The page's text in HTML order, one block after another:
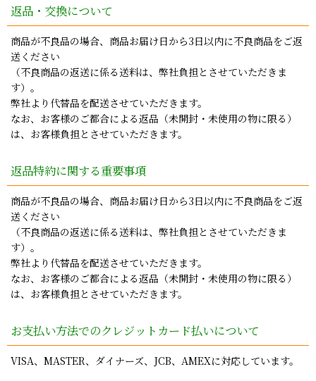
返品・交換について
商品が不良品の場合、商品お届け日から3日以内に不良商品をご返
送ください
（不良商品の返送に係る送料は、弊社負担とさせていただきま
す）。
弊社より代替品を配送させていただきます。
なお、お客様のご都合による返品（未開封・未使用の物に限る）
は、お客様負担とさせていただきます。
返品特約に関する重要事項
商品が不良品の場合、商品お届け日から3日以内に不良商品をご返
送ください
（不良商品の返送に係る送料は、弊社負担とさせていただきま
す）。
弊社より代替品を配送させていただきます。
なお、お客様のご都合による返品（未開封・未使用の物に限る）
は、お客様負担とさせていただきます。
お支払い方法でのクレジットカード払いについて
VISA、MASTER、ダイナーズ、JCB、AMEXに対応しています。